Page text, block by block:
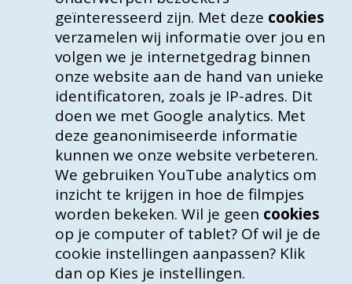
geïnteresseerd zijn. Met deze cookies
verzamelen wij informatie over jou en
volgen we je internetgedrag binnen
onze website aan de hand van unieke
identificatoren, zoals je IP-adres. Dit
doen we met Google analytics. Met
deze geanonimiseerde informatie
kunnen we onze website verbeteren.
We gebruiken YouTube analytics om
inzicht te krijgen in hoe de filmpjes
worden bekeken. Wil je geen cookies
op je computer of tablet? Of wil je de
cookie instellingen aanpassen? Klik
dan op Kies je instellingen.